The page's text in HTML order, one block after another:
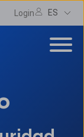
Login ES